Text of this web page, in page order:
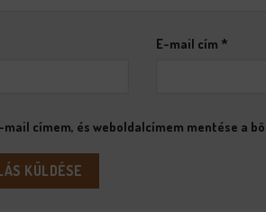
E-mail cím *
mail címem, és weboldalcímem mentése a